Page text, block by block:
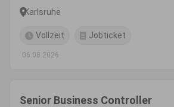
Dualen Hochschule Baden-
Karlsruhe
Karlsruhe
Vollzeit Jobticket
06.08.2026
Senior Business Controller